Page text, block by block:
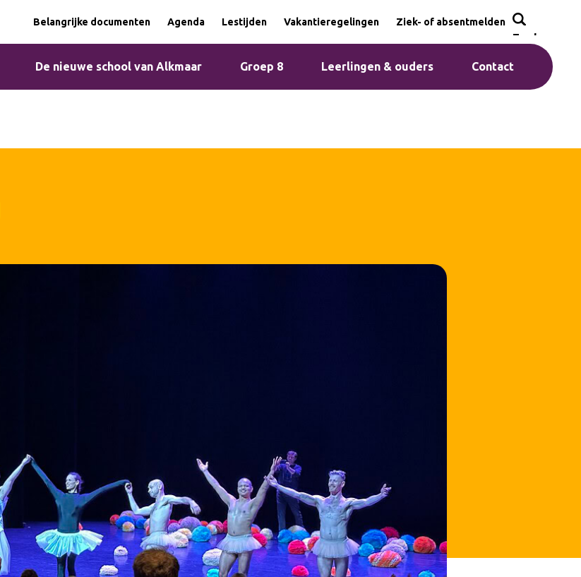
Belangrijke documenten Agenda Lestijden Vakantieregelingen Ziek- of absentmelden
Zoeken
De nieuwe school van Alkmaar Groep 8 Leerlingen & ouders Contact